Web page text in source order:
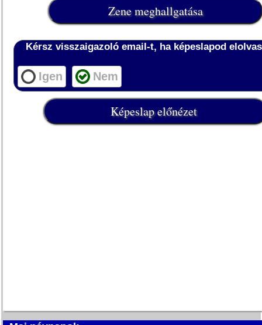
Kérsz visszaigazoló email-t, ha képeslapod
Igen Nem